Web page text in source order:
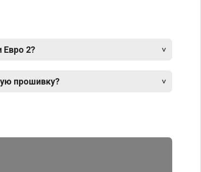
Евро 2?
прошивку?